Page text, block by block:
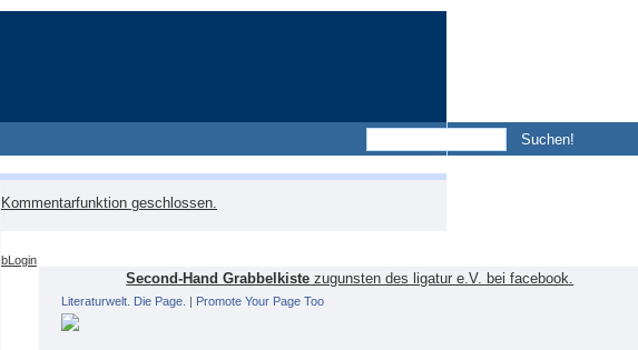
Kommentarfunktion geschlossen.
bLogin
Second-Hand Grabbelkiste zugunsten des ligatur e.V. bei facebook.
Literaturwelt. Die Page. | Promote Your Page Too